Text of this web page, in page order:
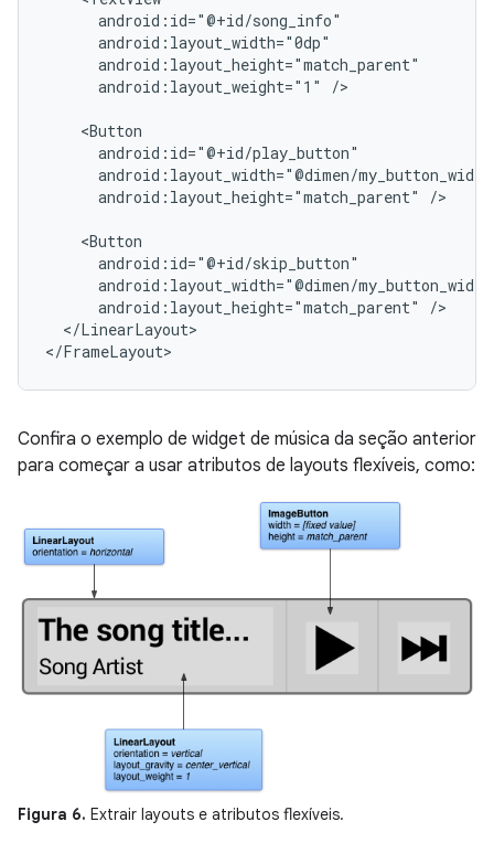
android:layout_weight="1"
/>
android:layout_height="match_parent" />
android:layout_height="match_parent"
</LinearLayout>
</FrameLayout>
Confira o exemplo de widget de música da seção anterior
para começar a usar atributos de layouts flexíveis, como:
Figura 6. Extrair layouts e atributos flexíveis.